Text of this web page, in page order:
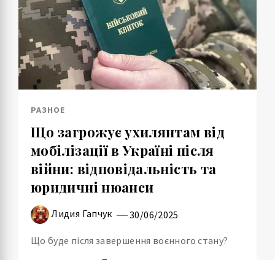
РАЗНОЕ
Що загрожує ухилянтам від
мобілізації в Україні після
війни: відповідальність та
юридичні нюанси
Лидия Гапчук 30/06/2025
Що буде після завершення воєнного стану?